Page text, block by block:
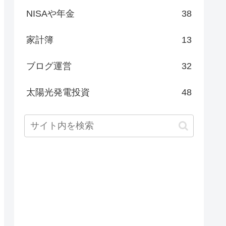
NISAや年金 38
家計簿 13
ブログ運営 32
太陽光発電投資 48